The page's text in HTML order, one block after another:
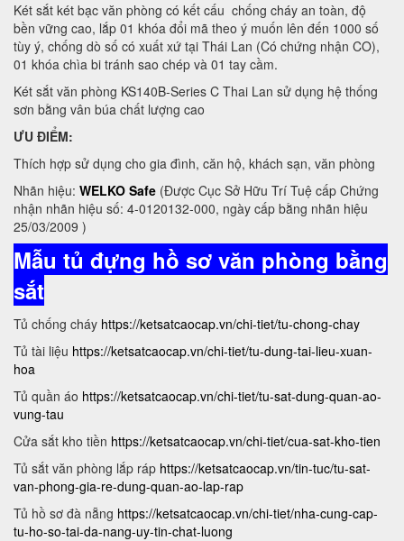
Két sắt két bạc văn phòng có kết cấu chống cháy an toàn, độ
bền vững cao, lắp 01 khóa đổi mã theo ý muốn lên đến 1000 số
tùy ý, chống dò số có xuất xứ tại Thái Lan (Có chứng nhận CO),
01 khóa chìa bi tránh sao chép và 01 tay cầm.
Két sắt văn phòng KS140B-Series C Thai Lan sử dụng hệ thống
sơn bằng vân búa chất lượng cao
ƯU ĐIỂM:
Thích hợp sử dụng cho gia đình, căn hộ, khách sạn, văn phòng
Nhãn hiệu: WELKO Safe (Được Cục Sở Hữu Trí Tuệ cấp Chứng
nhận nhãn hiệu số: 4-0120132-000, ngày cấp bằng nhãn hiệu
25/03/2009 )
Mẫu tủ đựng hồ sơ văn phòng bằng
sắt
Tủ chống cháy https://ketsatcaocap.vn/chi-tiet/tu-chong-chay
Tủ tài liệu https://ketsatcaocap.vn/chi-tiet/tu-dung-tai-lieu-xuan-
hoa
Tủ quần áo https://ketsatcaocap.vn/chi-tiet/tu-sat-dung-quan-ao-
vung-tau
Cửa sắt kho tiền https://ketsatcaocap.vn/chi-tiet/cua-sat-kho-tien
Tủ sắt văn phòng lắp ráp https://ketsatcaocap.vn/tin-tuc/tu-sat-
van-phong-gia-re-dung-quan-ao-lap-rap
Tủ hồ sơ đà nẵng https://ketsatcaocap.vn/chi-tiet/nha-cung-cap-
tu-ho-so-tai-da-nang-uy-tin-chat-luong